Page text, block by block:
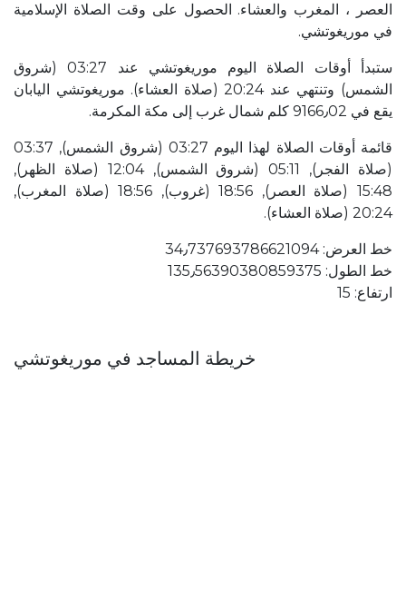
العصر ، المغرب والعشاء. الحصول على وقت الصلاة الإسلامية
في موريغوتشي.
ستبدأ أوقات الصلاة اليوم موريغوتشي عند 03:27 (شروق
الشمس) وتنتهي عند 20:24 (صلاة العشاء). موريغوتشي اليابان
يقع في 9166٫02 كلم شمال غرب إلى مكة المكرمة.
قائمة أوقات الصلاة لهذا اليوم 03:27 (شروق الشمس), 03:37
(صلاة الفجر), 05:11 (شروق الشمس), 12:04 (صلاة الظهر),
15:48 (صلاة العصر), 18:56 (غروب), 18:56 (صلاة المغرب),
20:24 (صلاة العشاء).
خط العرض: 34٫737693786621094
خط الطول: 135٫56390380859375
ارتفاع: 15
خريطة المساجد في موريغوتشي